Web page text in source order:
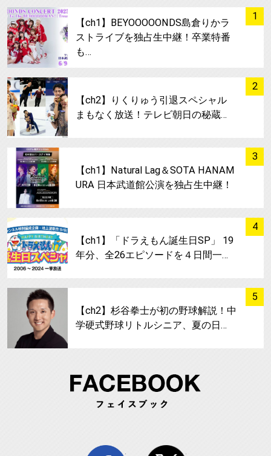
1
サムネイル
【ch1】BEYOOOOONDS島倉りかラ
ストライブを独占生中継！卒業特番
も…
2
サムネイル
【ch2】りくりゅう引退スペシャル
まもなく放送！テレビ朝日の秘蔵…
3
【ch1】Natural Lag＆SOTA HANAM
URA 日本武道館公演を独占生中継！
4
【ch1】「ドラえもん誕生日SP」 19
年分、全26エピソードを４日間一…
5
【ch2】杉谷拳士が初の野球解説！中
学硬式野球リトルシニア、夏の日…
facebook twitter